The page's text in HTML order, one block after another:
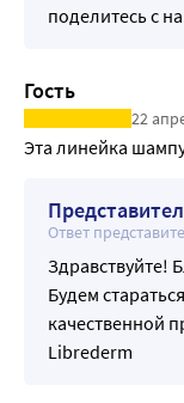
поделитесь с
Гость
22
Эта линейка
Ответ
Здравствуйте!
Будем
качественной
Librederm